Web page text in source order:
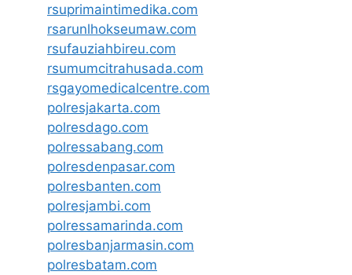
rsuprimaintimedika.com
rsarunlhokseumaw.com
rsufauziahbireu.com
rsumumcitrahusada.com
rsgayomedicalcentre.com
polresjakarta.com
polresdago.com
polressabang.com
polresdenpasar.com
polresbanten.com
polresjambi.com
polressamarinda.com
polresbanjarmasin.com
polresbatam.com